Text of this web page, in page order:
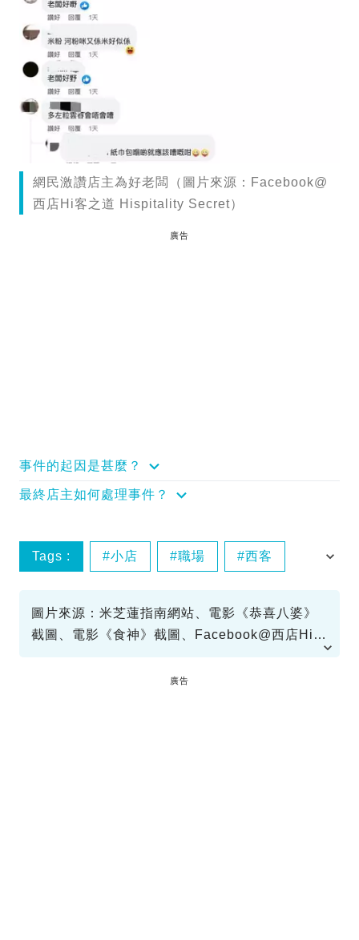
網民激讚店主為好老闆（圖片來源：Facebook@
西店Hi客之道 Hispitality Secret）
廣告
事件的起因是甚麼？
最終店主如何處理事件？
Tags : 小店 職場 西客
圖片來源：米芝蓮指南網站、電影《恭喜八婆》
截圖、電影《食神》截圖、Facebook@西店Hi客
廣告